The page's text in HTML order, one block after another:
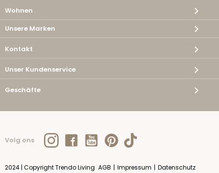
Wohnen
Unsere Marken
Kontakt
Unser Kundenservice
Geschäfte
Volg ons
2024 | Copyright Trendo Living AGB | Impressum | Datenschutz